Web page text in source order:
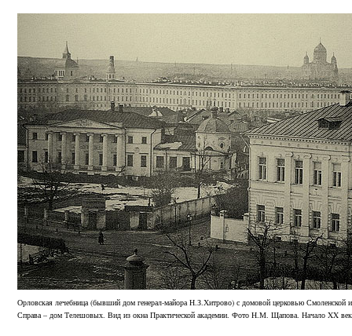
Орловская лечебница (бывший дом генерал-майора Н.З.Хитрово) с домовой церковью Смоленской
Справа – дом Телешовых. Вид из окна Практической академии. Фото Н.М. Щапова. Начало XX